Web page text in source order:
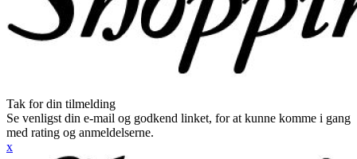
Tak for din tilmelding
Se venligst din e-mail og godkend linket, for at kunne komme i gang
med rating og anmeldelserne.
x